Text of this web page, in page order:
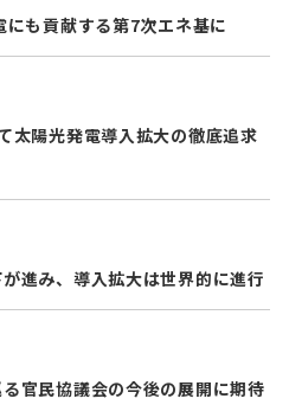
も貢献する第7次エネ基に
太陽光発電導入拡大の徹底追求
進み、導入拡大は世界的に進行
官⺠協議会の今後の展開に期待